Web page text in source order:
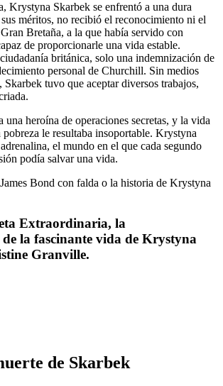
Krystyna Skarbek se enfrentó a una dura
méritos, no recibió el reconocimiento ni el
Bretaña, a la que había servido con
de proporcionarle una vida estable.
británica, solo una indemnización de
personal de Churchill. Sin medios
Skarbek tuvo que aceptar diversos trabajos,
una heroína de operaciones secretas, y la vida
le resultaba insoportable. Krystyna
el mundo en el que cada segundo
podía salvar una vida.
Bond con falda o la historia de Krystyna
Extraordinaria, la
la fascinante vida de Krystyna
Granville.
de Skarbek